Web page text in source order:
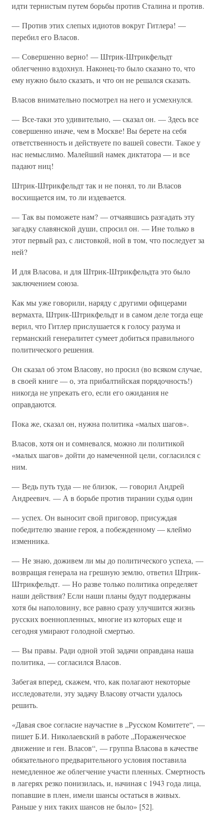
идти тернистым путем борьбы против Сталина и против.
— Против этих слепых идиотов вокруг Гитлера! —
перебил его Власов.
— Совершенно верно! — Штрик-Штрикфельдт
облегченно вздохнул. Наконец-то было сказано то, что
ему нужно было сказать, и что он не решался сказать.
Власов внимательно посмотрел на него и усмехнулся.
— Все-таки это удивительно, — сказал он. — Здесь все
совершенно иначе, чем в Москве! Вы берете на себя
ответственность и действуете по вашей совести. Такое у
нас немыслимо. Малейший намек диктатора — и все
падают ниц!
Штрик-Штрикфельдт так и не понял, то ли Власов
восхищается им, то ли издевается.
— Так вы поможете нам? — отчаявшись разгадать эту
загадку славянской души, спросил он. — Ине только в
этот первый раз, с листовкой, ной в том, что последует за
ней?
И для Власова, и для Штрик-Штрикфельдта это было
заключением союза.
Как мы уже говорили, наряду с другими офицерами
вермахта, Штрик-Штрикфельдт и в самом деле тогда еще
верил, что Гитлер прислушается к голосу разума и
германский генералитет сумеет добиться правильного
политического решения.
Он сказал об этом Власову, но просил (во всяком случае,
в своей книге — о, эта прибалтийская порядочность!)
никогда не упрекать его, если его ожидания не
оправдаются.
Пока же, сказал он, нужна политика «малых шагов».
Власов, хотя он и сомневался, можно ли политикой
«малых шагов» дойти до намеченной цели, согласился с
ним.
— Ведь путь туда — не близок, — говорил Андрей
Андреевич. — А в борьбе против тирании судья один
— успех. Он выносит свой приговор, присуждая
победителю звание героя, а побежденному — клеймо
изменника.
— Не знаю, доживем ли мы до политического успеха, —
возвращая генерала на грешную землю, ответил Штрик-
Штрикфельдт. — Но разве только политика определяет
наши действия? Если наши планы будут поддержаны
хотя бы наполовину, все равно сразу улучшится жизнь
русских военнопленных, многие из которых еще и
сегодня умирают голодной смертью.
— Вы правы. Ради одной этой задачи оправдана наша
политика, — согласился Власов.
Забегая вперед, скажем, что, как полагают некоторые
исследователи, эту задачу Власову отчасти удалось
решить.
«Давая свое согласие научастие в „Русском Комитете“, —
пишет Б.И. Николаевский в работе „Пораженческое
движение и ген. Власов“, — группа Власова в качестве
обязательного предварительного условия поставила
немедленное же облегчение участи пленных. Смертность
в лагерях резко понизилась, и, начиная с 1943 года лица,
попавшие в плен, имели шансы остаться в живых.
Раньше у них таких шансов не было» [52].